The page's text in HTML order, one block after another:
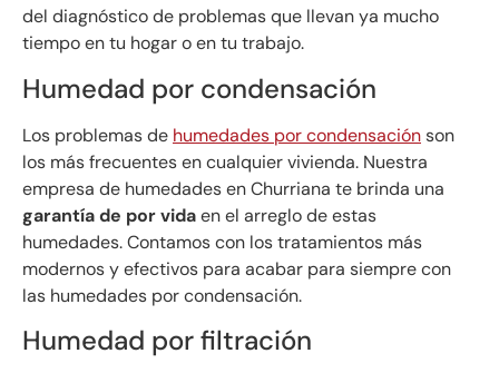
del diagnóstico de problemas que llevan ya mucho
tiempo en tu hogar o en tu trabajo.
Humedad por condensación
Los problemas de humedades por condensaciónson
los más frecuentes en cualquier vivienda. Nuestra
empresa de humedades en Churriana te brinda una
garantía de por vidaen el arreglo de estas
humedades. Contamos con los tratamientos más
modernos y efectivos para acabar para siempre con
las humedades por condensación.
Humedad por filtración